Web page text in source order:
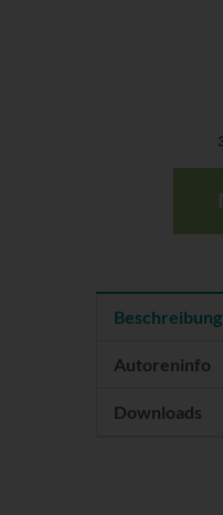
Beschreibung
Autoreninfo
Downloads